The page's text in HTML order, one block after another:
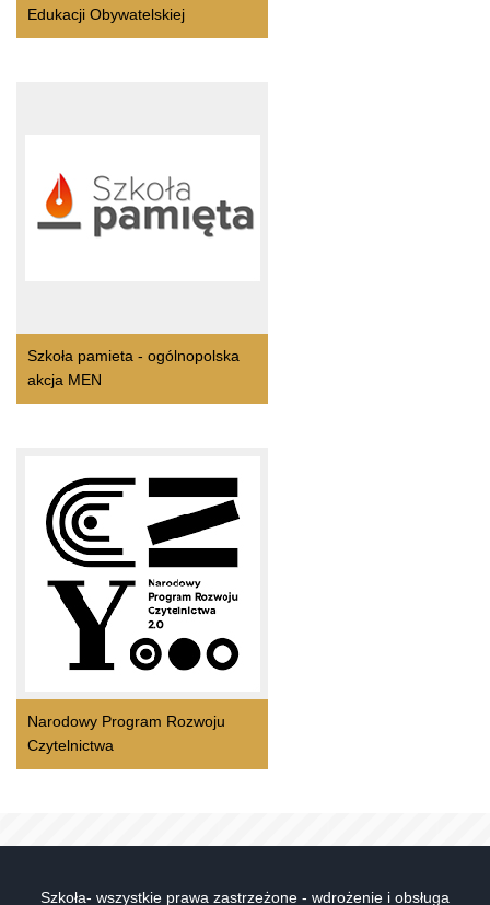
Edukacji Obywatelskiej
Szkoła pamieta - ogólnopolska
akcja MEN
Narodowy Program Rozwoju
Czytelnictwa
Szkoła- wszystkie prawa zastrzeżone - wdrożenie i obsługa